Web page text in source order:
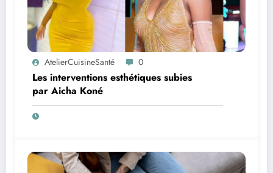
AtelierCuisineSanté 0
Les interventions esthétiques subies
par Aicha Koné